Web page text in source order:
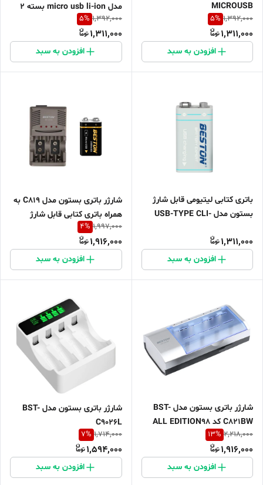
MICROUSB
1,392,000
5%
1,311,000
افزودن به سبد
مدل micro usb li-ion بسته 2
عددی
1,392,000
5%
1,311,000
افزودن به سبد
باتری کتابی لیتیومی قابل شارژ
بستون مدل USB-TYPE CLI-
1,311,000
افزودن به سبد
شارژر باتری بستون مدل C819 به
همراه باتری کتابی قابل شارژ
1,997,000
4%
1,916,000
افزودن به سبد
شارژر باتری بستون مدل BST-
C821BW کد ALL EDITION98
2,218,000
13%
1,916,000
افزودن به سبد
شارژر باتری بستون مدل BST-
C9026L
1,714,000
7%
1,594,000
افزودن به سبد